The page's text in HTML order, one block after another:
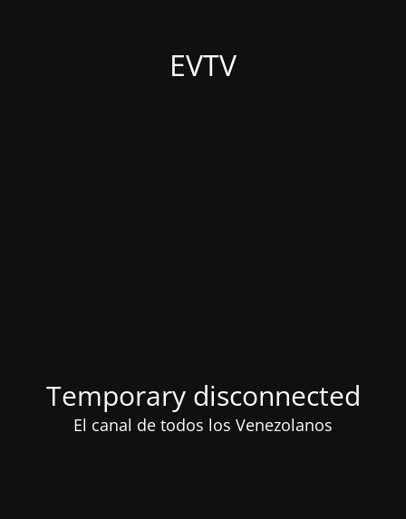
EVTV
Temporary disconnected
El canal de todos los Venezolanos